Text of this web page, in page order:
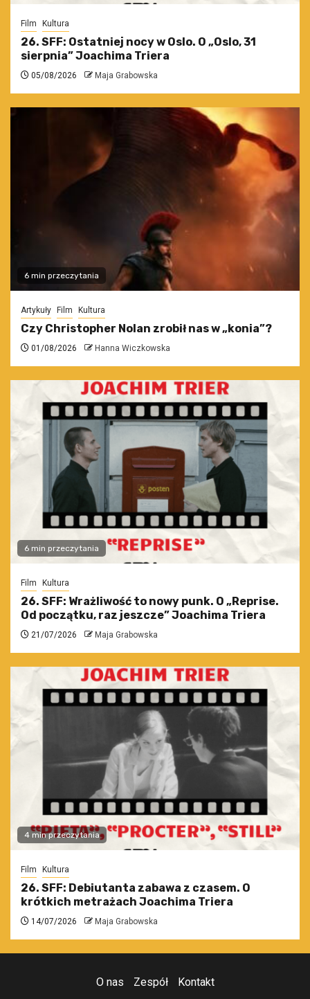
Film Kultura
26. SFF: Ostatniej nocy w Oslo. O „Oslo, 31
sierpnia” Joachima Triera
05/08/2026 Maja Grabowska
6 min przeczytania
Artykuły Film Kultura
Czy Christopher Nolan zrobił nas w „konia”?
01/08/2026 Hanna Wiczkowska
6 min przeczytania
Film Kultura
26. SFF: Wrażliwość to nowy punk. O „Reprise.
Od początku, raz jeszcze” Joachima Triera
21/07/2026 Maja Grabowska
4 min przeczytania
Film Kultura
26. SFF: Debiutanta zabawa z czasem. O
krótkich metrażach Joachima Triera
14/07/2026 Maja Grabowska
O nas Zespół Kontakt